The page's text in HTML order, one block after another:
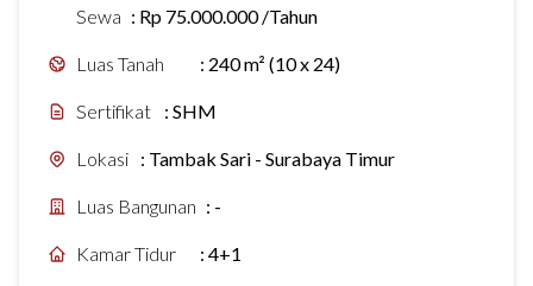
Sewa : Rp 75.000.000 /Tahun
Luas Tanah : 240 m² (10 x 24)
Sertifikat : SHM
Lokasi : Tambak Sari - Surabaya Timur
Luas Bangunan : -
Kamar Tidur : 4+1